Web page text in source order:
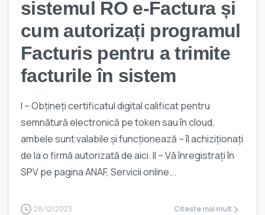
sistemul RO e-Factura și
cum autorizați programul
Facturis pentru a trimite
facturile în sistem
I – Obțineți certificatul digital calificat pentru
semnătură electronică pe token sau în cloud,
ambele sunt valabile și funcționează – îl achiziționați
de la o firmă autorizată de aici. II – Vă înregistrați în
SPV pe pagina ANAF, Servicii online...
28/12/2023 Citeste mai mult